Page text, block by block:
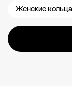
Женские кольца